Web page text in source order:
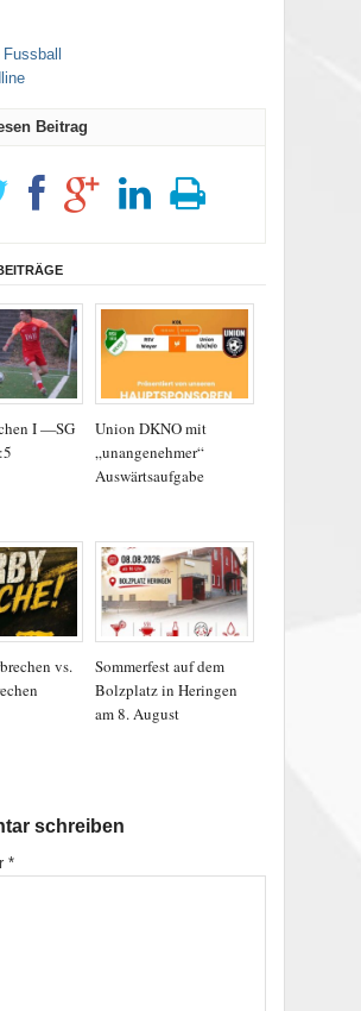
Fussball
Beitrag
I —SG
Union DKNO mit
„unangenehmer“
Auswärtsaufgabe
vs.
Sommerfest auf dem
Bolzplatz in Heringen
am 8. August
schreiben
*